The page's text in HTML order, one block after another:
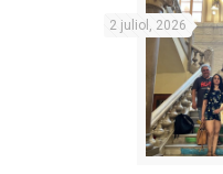
2 juliol, 2026